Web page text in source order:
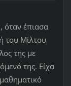
όταν έπιασα
του Μίλτου
της με
της. Είχα